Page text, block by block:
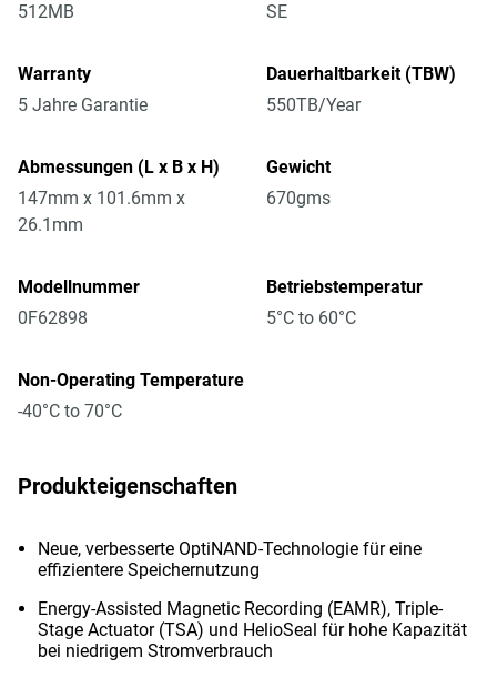
512MB
SE
Warranty
5 Jahre Garantie
Dauerhaltbarkeit (TBW)
550TB/Year
Abmessungen (L x B x H)
147mm x 101.6mm x
26.1mm
Gewicht
670gms
Modellnummer
0F62898
Betriebstemperatur
5°C to 60°C
Non-Operating Temperature
-40°C to 70°C
Produkteigenschaften
Neue, verbesserte OptiNAND-Technologie für eine
effizientere Speichernutzung
Energy-Assisted Magnetic Recording (EAMR), Triple-
Stage Actuator (TSA) und HelioSeal für hohe Kapazität
bei niedrigem Stromverbrauch